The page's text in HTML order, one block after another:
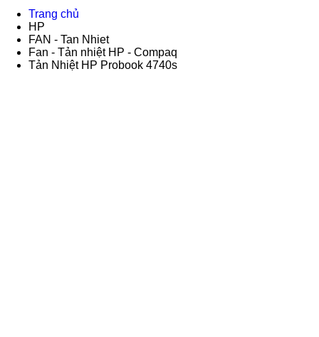
Trang chủ
HP
FAN - Tan Nhiet
Fan - Tản nhiệt HP - Compaq
Tản Nhiệt HP Probook 4740s